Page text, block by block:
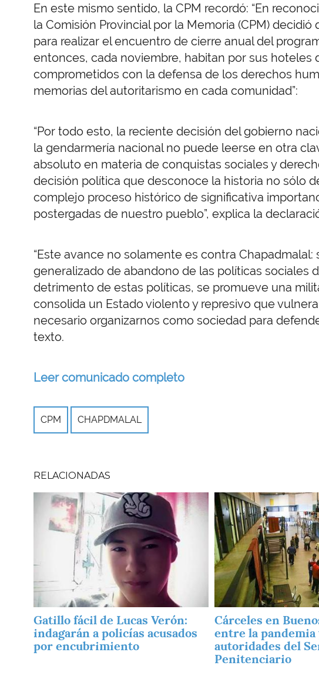
En este mismo sentido, la CPM recordó: “En
la Comisión Provincial por la Memoria (CPM)
para realizar el encuentro de cierre anual del
entonces, cada noviembre, habitan por sus hoteles
comprometidos con la defensa de los derechos
memorias del autoritarismo en cada comunidad”:
“Por todo esto, la reciente decisión del gobierno
la gendarmería nacional no puede leerse en otra
absoluto en materia de conquistas sociales y
decisión política que desconoce la historia no sólo
complejo proceso histórico de significativa
postergadas de nuestro pueblo”, explica la
“Este avance no solamente es contra
generalizado de abandono de las políticas sociales
detrimento de estas políticas, se promueve una
consolida un Estado violento y represivo que
necesario organizarnos como sociedad para
texto.
Leer comunicado completo
CPM CHAPDMALAL
RELACIONADAS
Imagen
Gatillo fácil de Lucas Verón:
indagarán a policías acusados
por encubrimiento
Imagen
Cárceles en
entre la pandemia
autoridades del
Penitenciario